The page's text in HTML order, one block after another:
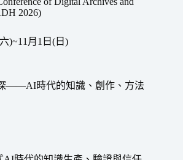
2026)
)~11月1日(日)
——AI時代的知識、創作、方法